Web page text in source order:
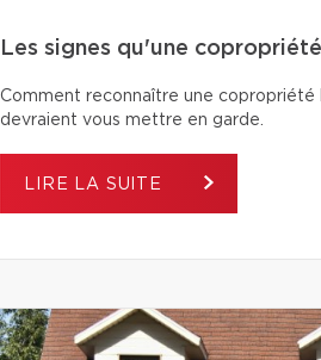
Les signes qu'une
Comment reconnaître une copropriété
devraient vous mettre en garde.
LIRE LA SUITE